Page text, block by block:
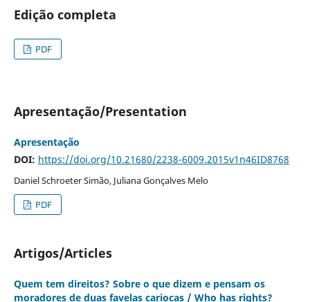
Edição completa
PDF
Apresentação/Presentation
Apresentação
DOI: https://doi.org/10.21680/2238-6009.2015v1n46ID8768
Daniel Schroeter Simão, Juliana Gonçalves Melo
PDF
Artigos/Articles
Quem tem direitos? Sobre o que dizem e pensam os
moradores de duas favelas cariocas / Who has rights?